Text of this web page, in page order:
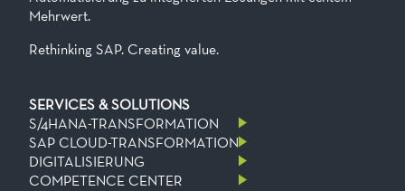
Mehrwert.
Rethinking SAP. Creating value.
SERVICES & SOLUTIONS
S/4HANA-TRANSFORMATION
SAP CLOUD-TRANSFORMATION
DIGITALISIERUNG
COMPETENCE CENTER